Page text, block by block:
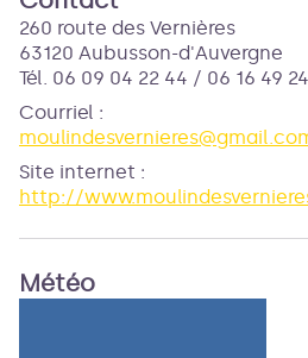
260 route des Vernières
63120 Aubusson-d'Auvergne
Tél. 06 09 04 22 44 / 06 16 49
Courriel :
Site internet :
http://
Météo